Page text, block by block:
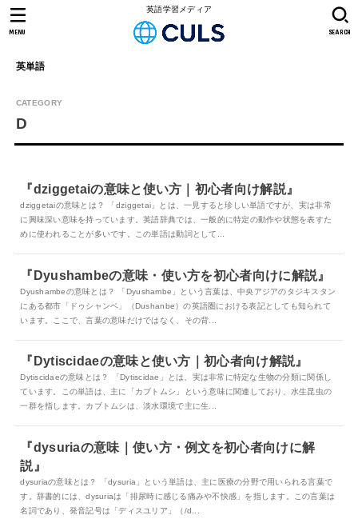
英語学習メディア
英単語
SEARCH
MENU
D
『dziggetaiの意味と使い方｜初心者向け解説』
dziggetaiの意味とは？ 「dziggetai」とは、一見すると珍しい単語ですが、実は非常
に興味深い意味を持っています。英語辞典では、一般的に特定の動作や状態を表すた
めに使われることが多いです。この単語は動詞として...
『Dyushambeの意味・使い方を初心者向けに解説』
Dyushambeの意味とは？ 「Dyushambe」という言葉は、中央アジアのタジキスタン
にある都市「ドゥシャンベ」（Dushanbe）の英語圏における表記としても知られて
います。ここで、言葉の意味だけではなく、その背...
『Dytiscidaeの意味と使い方｜初心者向け解説』
Dytiscidaeの意味とは？ 「Dytiscidae」とは、実は非常に特定な生物の分類に関係し
ています。この単語は、主に「カブトムシ」という意味に関連しており、水生昆虫の
一群を指します。カブトムシは、淡水環境で主に生...
『dysuriaの意味｜使い方・例文を初心者向けに解
説』
dysuriaの意味とは？ 「dysuria」という単語は、主に医療の分野で用いられる言葉で
す。辞書的には、dysuriaは「排尿時に感じる痛みや不快感」を指します。この言葉は
名詞であり、発音記号は「ディスユリア」（/d...